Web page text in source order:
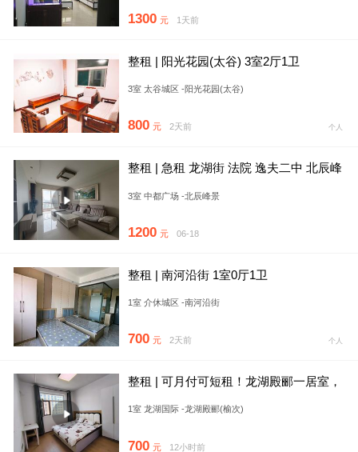
1300 元 1天前
整租 | 阳光花园(太谷) 3室2厅1卫
3室 太谷城区 -阳光花园(太谷)
800 元 2天前 个人
整租 | 急租 龙湖街 法院 逸夫二中 北辰峰
3室 中都广场 -北辰峰景
1200 元 06-18
整租 | 南河沿街 1室0厅1卫
1室 介休城区 -南河沿街
700 元 2天前 个人
整租 | 可月付可短租！龙湖殿郦一居室，
1室 龙湖国际 -龙湖殿郦(榆次)
700 元 12小时前